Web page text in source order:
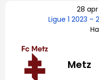
Premier
Bundesliga
Serie A
28
Ligue 1 2023 –
Metz